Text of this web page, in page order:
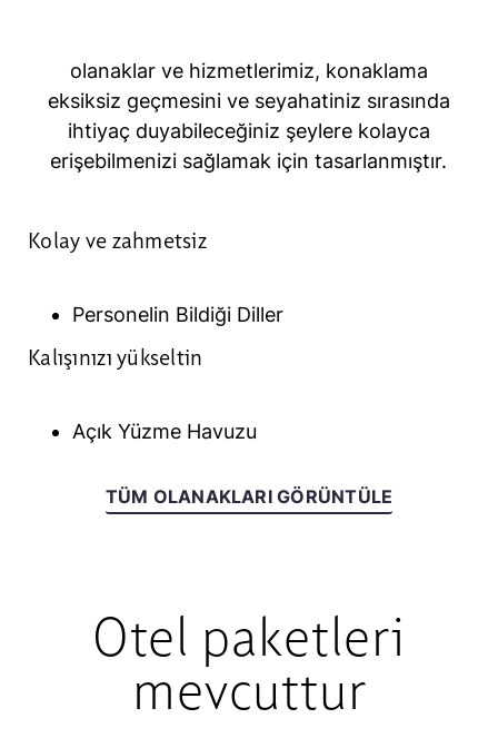
olanaklar ve hizmetlerimiz, konaklama
eksiksiz geçmesini ve seyahatiniz sırasında
ihtiyaç duyabileceğiniz şeylere kolayca
erişebilmenizi sağlamak için tasarlanmıştır.
Kolay ve zahmetsiz
Personelin Bildiği Diller
Kalışınızı yükseltin
Açık Yüzme Havuzu
TÜM OLANAKLARI GÖRÜNTÜLE
Otel paketleri
mevcuttur